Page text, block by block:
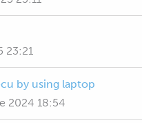
23:21
by using laptop
2024 18:54